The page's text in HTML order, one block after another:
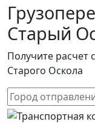
Старый
Получите расчет
Старого Оскола